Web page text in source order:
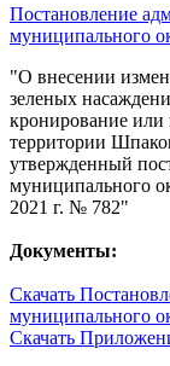
Постановление
муниципального
"О внесении
зеленых
кронирование или
территории
утвержденный
муниципального
2021 г. № 782"
Документы:
Скачать
муниципального
Скачать